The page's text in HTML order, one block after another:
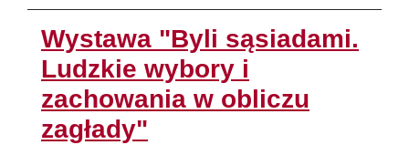
Wystawa "Byli sąsiadami.
Ludzkie wybory i
zachowania w obliczu
zagłady"